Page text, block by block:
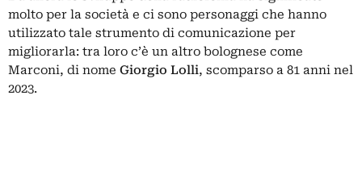
molto per la società e ci sono personaggi che hanno
utilizzato tale strumento di comunicazione per
migliorarla: tra loro c’è un altro bolognese come
Marconi, di nome Giorgio Lolli, scomparso a 81 anni nel
2023.